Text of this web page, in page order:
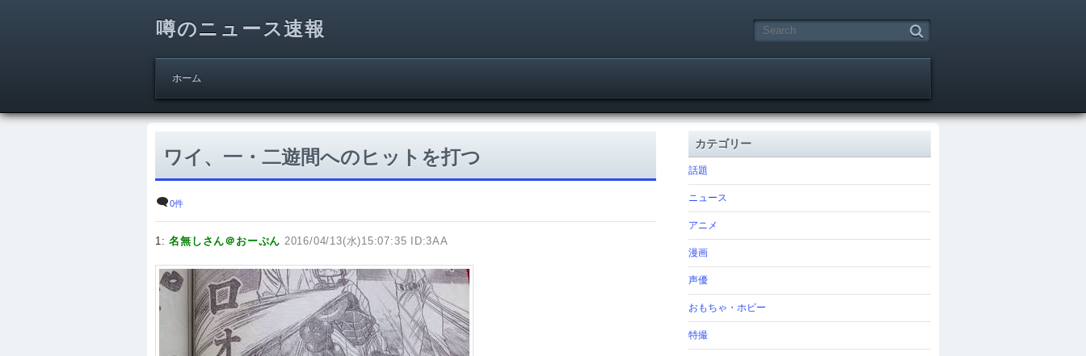
噂のニュース速報
ホーム
ワイ、一・二遊間へのヒットを打つ
0件
1:名無しさん＠おーぷん 2016/04/13(水)15:07:35 ID:3AA
カテゴリー
話題
ニュース
アニメ
漫画
声優
おもちゃ・ホビー
特撮